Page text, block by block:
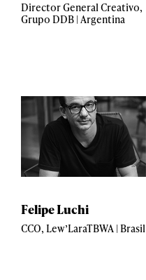
Director General Creativo,
Grupo DDB | Argentina
Felipe Luchi
CCO, Lew’LaraTBWA | Brasil